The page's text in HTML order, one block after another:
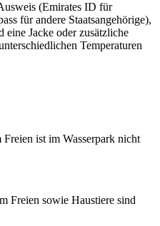
(Emirates ID für
für andere Staatsangehörige),
eine Jacke oder zusätzliche
Temperaturen
ist im Wasserpark nicht
Freien sowie Haustiere sind